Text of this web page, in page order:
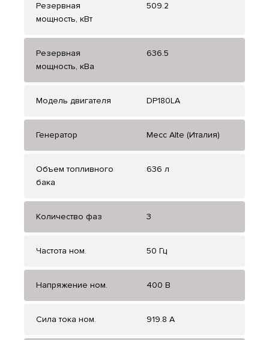
Резервная
мощность, кВт
509.2
Резервная
мощность, кВа
636.5
Модель двигателя DP180LA
Генератор Mecc Alte (Италия)
Объем топливного
бака
636 л
Количество фаз 3
Частота ном. 50 Гц
Напряжение ном. 400 В
Сила тока ном. 919.8 А